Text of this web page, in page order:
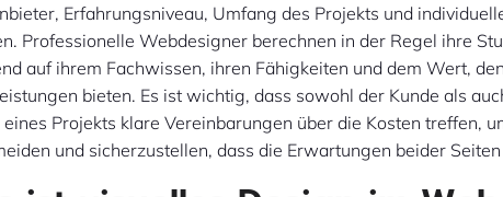
Erfahrungsniveau, Umfang des Projekts und
Professionelle Webdesigner berechnen in der Regel ihre
auf ihrem Fachwissen, ihren Fähigkeiten und dem Wert,
bieten. Es ist wichtig, dass sowohl der Kunde als
Projekts klare Vereinbarungen über die Kosten treffen,
und sicherzustellen, dass die Erwartungen beider